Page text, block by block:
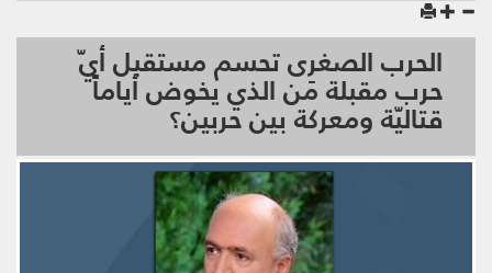
الحرب الصغرى تحسم مستقبل أيّ
حرب مقبلة مَن الذي يخوض أياماً
قتاليّة ومعركة بين حربين؟